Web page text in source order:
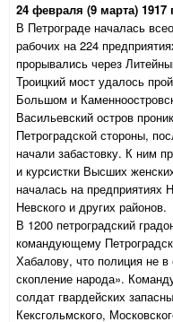
24 февраля (9 марта) 1917
В Петрограде началась
рабочих на 224
прорывались через
Троицкий мост удалось
Большом и
Васильевский остров
Петроградской стороны,
начали забастовку. К ним
и курсистки Высших
началась на предприятиях
Невского и других районов.
В 1200 петроградский
командующему
Хабалову, что полиция не в
скопление народа».
солдат гвардейских
Кексгольмского,